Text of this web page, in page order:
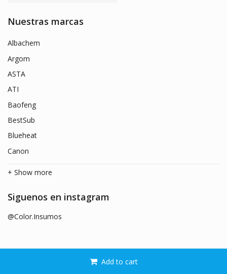
Add to cart
Nuestras marcas
Albachem
Argom
ASTA
ATI
Baofeng
BestSub
Blueheat
Canon
+ Show more
Siguenos en instagram
@Color.Insumos